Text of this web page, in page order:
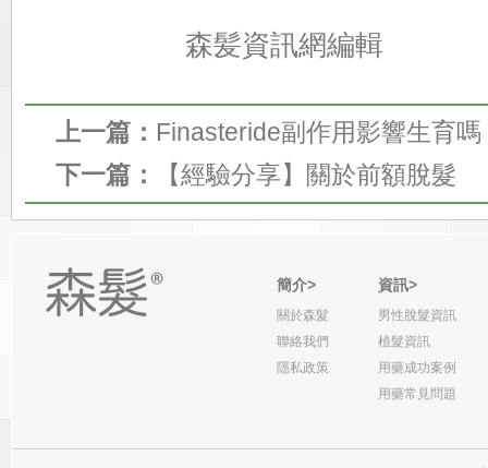
森髪資訊網編輯
上一篇： Finasteride副作用影響生育嗎
下一篇：
【經驗分享】關於前額脫髮
簡介>
關於森髮
聯絡我們
隱私政策
資訊>
男性脫髮資訊
植髮資訊
用藥成功案例
用藥常見問題